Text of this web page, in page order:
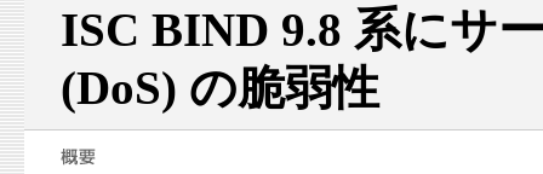
ISC BIND 9.8 系にサ
(DoS) の脆弱性